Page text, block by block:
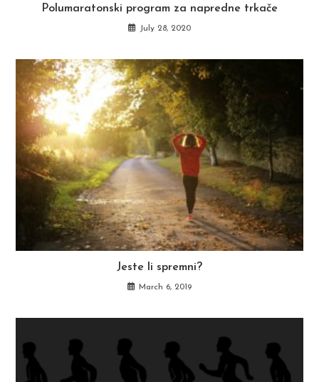
Polumaratonski program za napredne trkače
July 28, 2020
Jeste li spremni?
March 6, 2019